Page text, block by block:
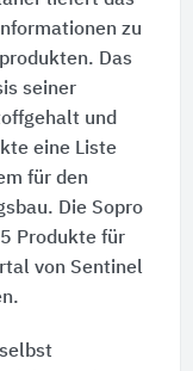
zu
Das
seiner
und
eine Liste
für den
Die Sopro
Produkte für
von Sentinel